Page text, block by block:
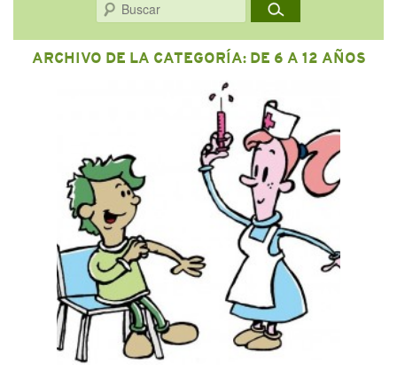
CUADRO MÉDICO
CONSULTAS FRECUENTES
CONTACTO
ARCHIVO DE LA CATEGORÍA: DE 6 A 12 AÑOS